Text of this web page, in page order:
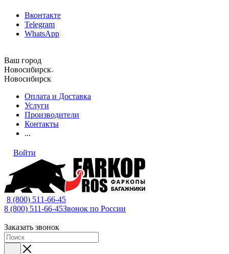
Вконтакте
Telegram
WhatsApp
Ваш город
Новосибирск
Новосибирск
Оплата и Доставка
Услуги
Производители
Контакты
...
Войти
8 (800) 511-66-45
8 (800) 511-66-45Звонок по России
Заказать звонок